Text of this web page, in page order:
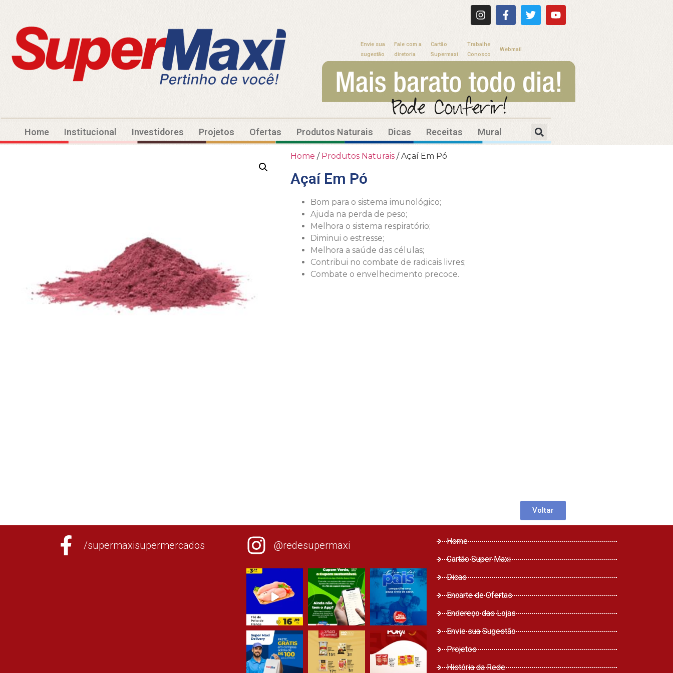
Envie sua
sugestão
Fale com a
diretoria
Cartão
Supermaxi
Trabalhe
Conosco
Webmail
Home Institucional Investidores Projetos Ofertas Produtos Naturais Dicas Receitas Mural
Home / Produtos Naturais / Açaí Em Pó
Açaí Em Pó
Bom para o sistema imunológico;
Ajuda na perda de peso;
Melhora o sistema respiratório;
Diminui o estresse;
Melhora a saúde das células;
Contribui no combate de radicais livres;
Combate o envelhecimento precoce.
Voltar
/supermaxisupermercados @redesupermaxi
Home
Cartão Super Maxi
Dicas
Encarte de Ofertas
Endereço das Lojas
Envie sua Sugestão
Projetos
História da Rede